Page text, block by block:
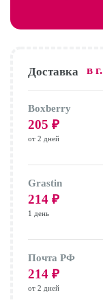
Доставка в г.
Boxberry
205 ₽
от 2 дней
Grastin
214 ₽
1 день
Почта РФ
214 ₽
от 2 дней